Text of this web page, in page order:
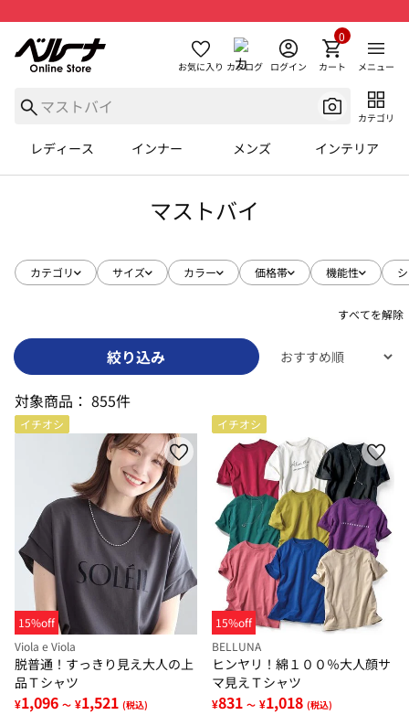
お気に入り カタログ ログイン カート
0
メニュー
カテゴリ
レディース インナー メンズ インテリア
マストバイ
カテゴリ サイズ カラー 価格帯 機能性
すべてを解除
絞り込み
対象商品： 855件
イチオシ
15%off
Viola e Viola
脱普通！すっきり見え大人の上
品Ｔシャツ
¥1,096 ～ ¥1,521 (税込)
イチオシ
15%off
BELLUNA
ヒンヤリ！綿１００％大人顔サ
マ見えＴシャツ
¥831 ～ ¥1,018 (税込)